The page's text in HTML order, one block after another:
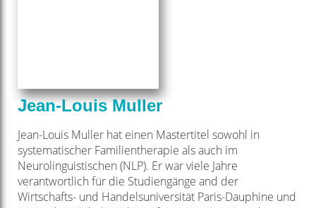
Jean-Louis Muller
Jean-Louis Muller hat einen Mastertitel sowohl in
systematischer Familientherapie als auch im
Neurolinguistischen (NLP). Er war viele Jahre
verantwortlich für die Studiengänge and der
Wirtschafts- und Handelsuniversität Paris-Dauphine und